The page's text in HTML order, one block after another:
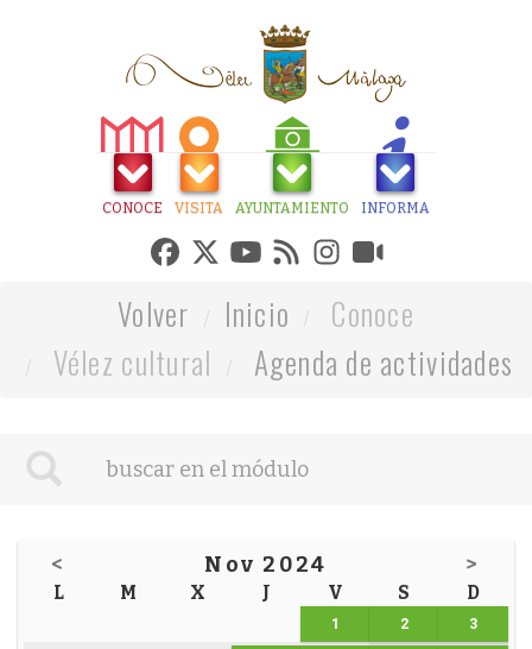
CONOCE VISITA AYUNTAMIENTO INFORMA
Volver Inicio
Conoce
Vélez cultural
Agenda de actividades
< Nov 2024 >
L M X J V S D
1 2 3